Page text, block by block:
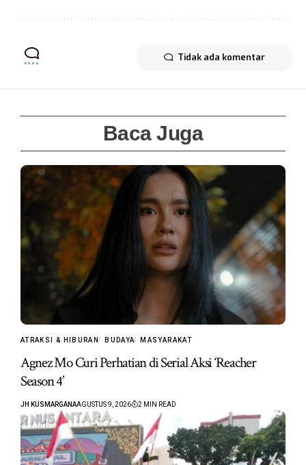
Tidak ada komentar
Baca Juga
ATRAKSI & HIBURAN BUDAYA MASYARAKAT
Agnez Mo Curi Perhatian di Serial Aksi ‘Reacher
Season 4’
JH KUSMARGANAAGUSTUS 9, 2026 2 MIN READ